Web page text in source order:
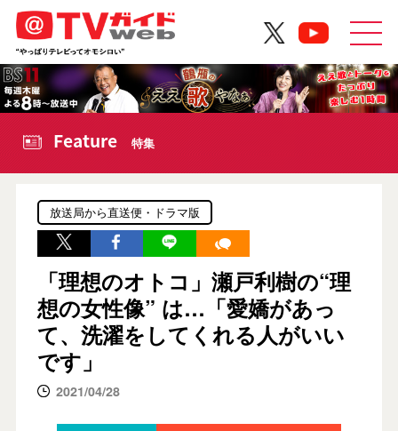
Feature 特集
放送局から直送便・ドラマ版
「理想のオトコ」瀬戸利樹の“理
想の女性像” は…「愛嬌があっ
て、洗濯をしてくれる人がいい
です」
2021/04/28